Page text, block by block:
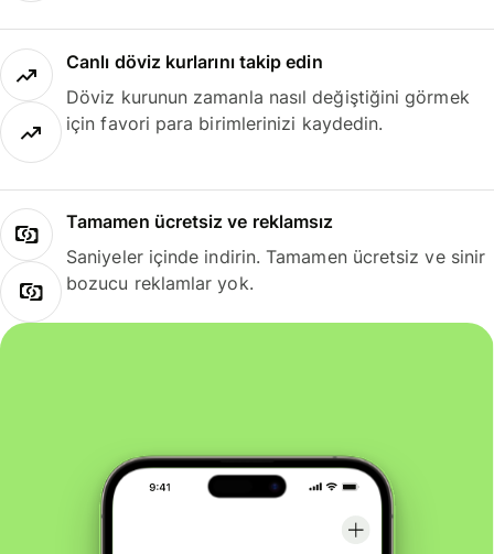
Canlı döviz kurlarını takip edin
Döviz kurunun zamanla nasıl değiştiğini görmek
için favori para birimlerinizi kaydedin.
Tamamen ücretsiz ve reklamsız
Saniyeler içinde indirin. Tamamen ücretsiz ve sinir
bozucu reklamlar yok.